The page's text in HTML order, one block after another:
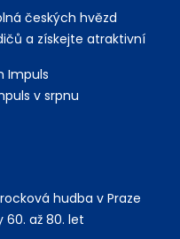
českých hvězd
a získejte atraktivní
Impuls
v srpnu
hudba v Praze
60. až 80. let